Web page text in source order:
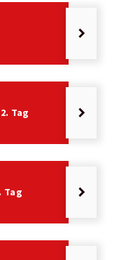
keyboard_arrow_right
Tag keyboard_arrow_right
Tag keyboard_arrow_right